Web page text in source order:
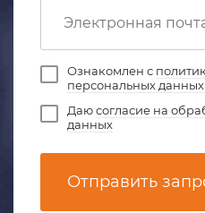
Ознакомлен с
персональных данных
Даюсогласие на
данных
Отправить